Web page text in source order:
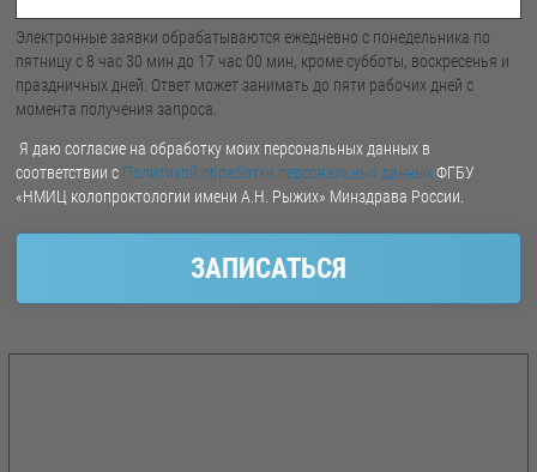
Электронные заявки обрабатываются ежедневно с понедельника по
пятницу с 8 час 30 мин до 17 час 00 мин, кроме субботы, воскресенья и
праздничных дней. Ответ может занимать до пяти рабочих дней с
момента получения запроса.
Я даю согласие на обработку моих персональных данных в
соответствии с Политикой обработки персональных данныхФГБУ
«НМИЦ колопроктологии имени А.Н. Рыжих» Минздрава России.